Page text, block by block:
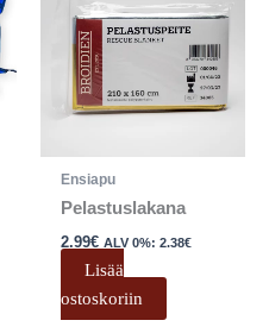
Ensiapu
Pelastuslakana
2.99€ ALV 0%:2.38€
Lisää
ostoskoriin